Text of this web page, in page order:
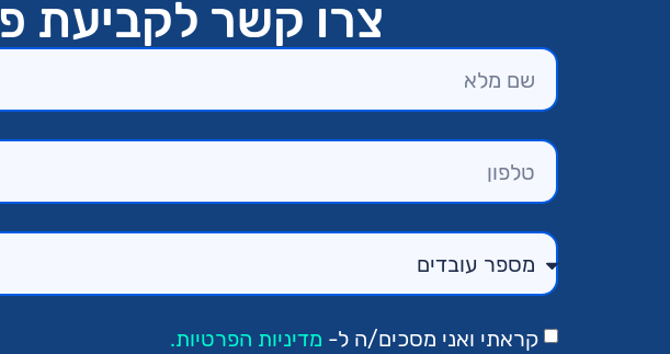
צרו קשר לקביעת
קראתי ואני מסכים/ה ל- מדיניות הפרטיות.